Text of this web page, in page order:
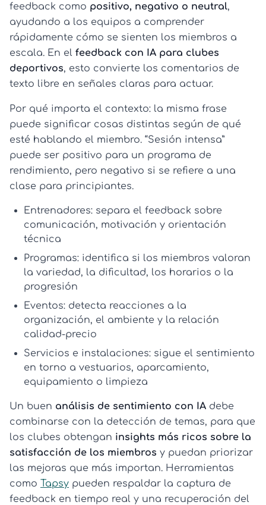
feedback como positivo, negativo o neutral,
ayudando a los equipos a comprender
rápidamente cómo se sienten los miembros a
escala. En el feedback con IA para clubes
deportivos, esto convierte los comentarios de
texto libre en señales claras para actuar.
Por qué importa el contexto: la misma frase
puede significar cosas distintas según de qué
esté hablando el miembro. “Sesión intensa”
puede ser positivo para un programa de
rendimiento, pero negativo si se refiere a una
clase para principiantes.
Entrenadores: separa el feedback sobre
comunicación, motivación y orientación
técnica
Programas: identifica si los miembros valoran
la variedad, la dificultad, los horarios o la
progresión
Eventos: detecta reacciones a la
organización, el ambiente y la relación
calidad-precio
Servicios e instalaciones: sigue el sentimiento
en torno a vestuarios, aparcamiento,
equipamiento o limpieza
Un buen análisis de sentimiento con IA debe
combinarse con la detección de temas, para que
los clubes obtengan insights más ricos sobre la
satisfacción de los miembros y puedan priorizar
las mejoras que más importan. Herramientas
como Tapsy pueden respaldar la captura de
feedback en tiempo real y una recuperación del